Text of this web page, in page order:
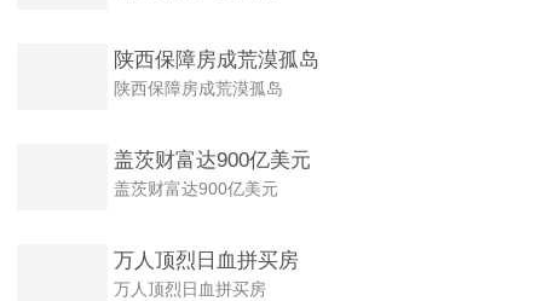
陕西保障房成荒漠孤岛
陕西保障房成荒漠孤岛
盖茨财富达900亿美元
盖茨财富达900亿美元
万人顶烈日血拼买房
万人顶烈日血拼买房